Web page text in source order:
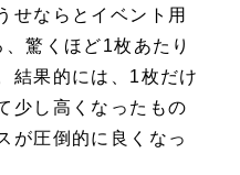
せならとイベント用
驚くほど1枚あたり
結果的には、1枚だけ
少し高くなったもの
が圧倒的に良くなっ